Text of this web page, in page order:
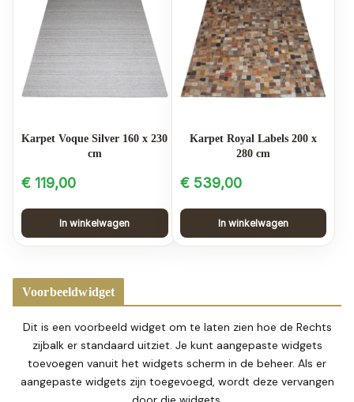
Karpet Voque Silver 160 x 230
cm
€ 119,00
In winkelwagen
Karpet Royal Labels 200 x
280 cm
€539,00
In winkelwagen
Voorbeeldwidget
Dit is een voorbeeld widget om te laten zien hoe de Rechts
zijbalk er standaard uitziet. Je kunt aangepaste widgets
toevoegen vanuit het widgets scherm in de beheer. Als er
aangepaste widgets zijn toegevoegd, wordt deze vervangen